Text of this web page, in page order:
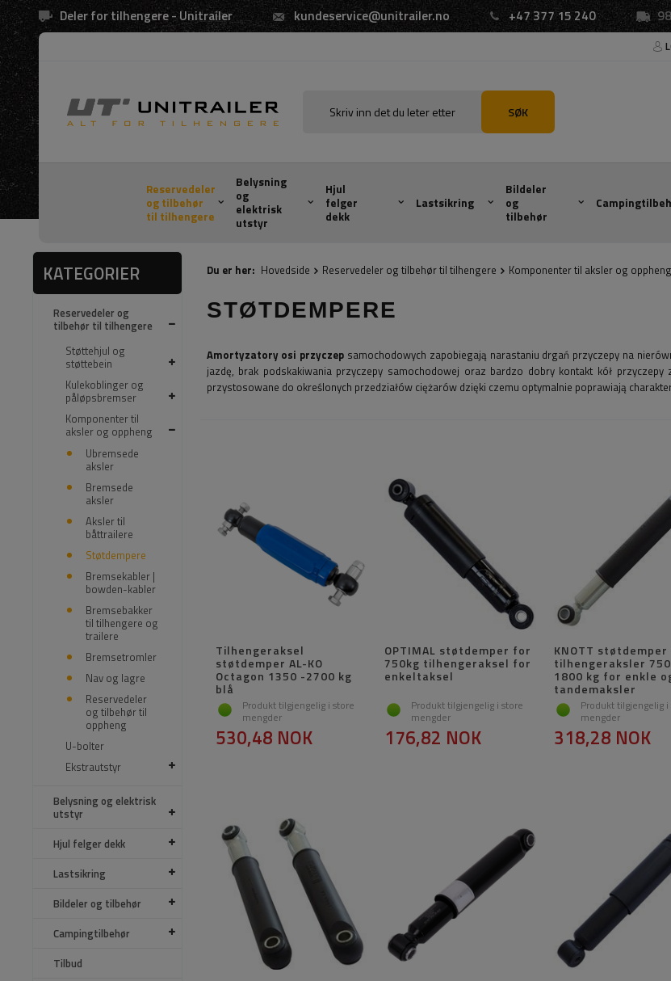
Deler for tilhengere - Unitrailer kundeservice@unitrailer.no +47 377 15 240
SØK
Reservedeler
og tilbehør
til tilhengere
Belysning
og
elektrisk
utstyr
Hjul
felger
dekk
Lastsikring
Bildeler
og
tilbehør
KATEGORIER
Reservedeler og
tilbehør til tilhengere
Støttehjul og
støttebein
Kulekoblinger og
påløpsbremser
Komponenter til
aksler og oppheng
Ubremsede
aksler
Bremsede
aksler
Aksler til
båttrailere
Støtdempere
Bremsekabler |
bowden-kabler
Bremsebakker
til tilhengere og
trailere
Bremsetromler
Nav og lagre
Reservedeler
og tilbehør til
oppheng
U-bolter
Ekstrautstyr
Belysning og elektrisk
utstyr
Hjul felger dekk
Lastsikring
Bildeler og tilbehør
Campingtilbehør
Tilbud
Du er her: Hovedside Reservedeler og tilbehør til tilhengere Komponenter til aksler og oppheng
STØTDEMPERE
Amortyzatory osi przyczep samochodowych zapobiegają narastaniu drgań przyczepy na
jazdę, brak podskakiwania przyczepy samochodowej oraz bardzo dobry kontakt kół przyczepy
przystosowane do określonych przedziałów ciężarów dzięki czemu optymalnie poprawiają
Tilhengeraksel
støtdemper AL-KO
Octagon 1350 -2700 kg
blå
Produkt tilgjengelig i store
mengder
530,48 NOK
OPTIMAL støtdemper for
750kg tilhengeraksel for
enkeltaksel
Produkt tilgjengelig i store
mengder
176,82 NOK
KNOTT
tilhengeraksler
1800 kg for enkle
tandemaksler
Produkt tilgjengelig i
mengder
318,28 NOK